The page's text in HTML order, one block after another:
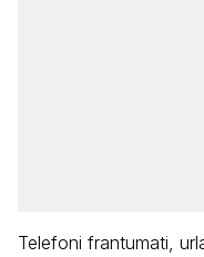
Telefoni frantumati,